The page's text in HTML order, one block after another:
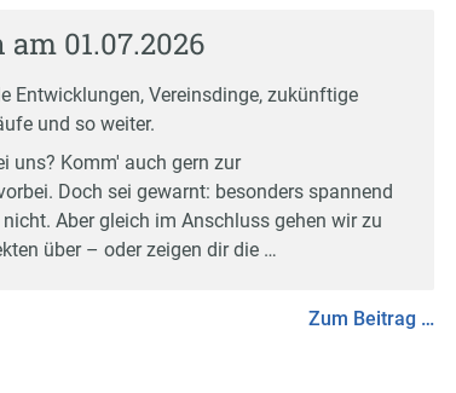
01.07.2026
Entwicklungen, Vereinsdinge, zukünftige
und so weiter.
uns? Komm' auch gern zur
Doch sei gewarnt: besonders spannend
Aber gleich im Anschluss gehen wir zu
über – oder zeigen dir die …
Zum Beitrag …